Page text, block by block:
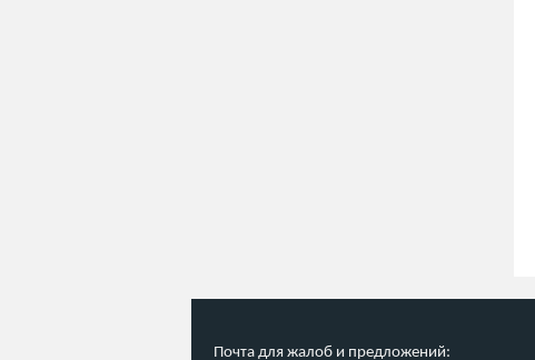
Почта для жалоб и предложений: